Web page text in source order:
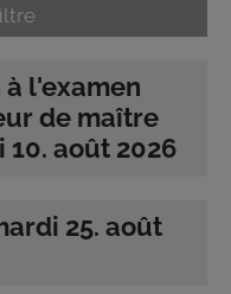
l'examen
de maître
août 2026
25. août